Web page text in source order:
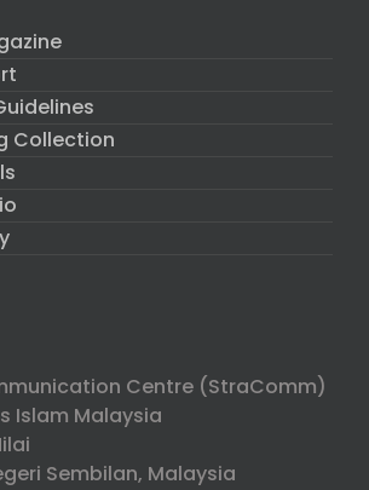
Collection
Centre (StraComm)
Islam Malaysia
Sembilan, Malaysia